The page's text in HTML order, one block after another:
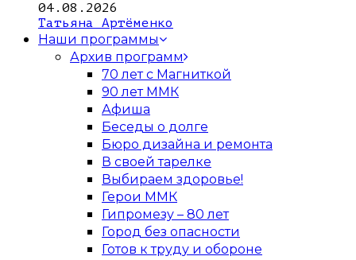
04.08.2026
Татьяна Артёменко
Наши программы
Архив программ
70 лет с Магниткой
90 лет ММК
Афиша
Беседы о долге
Бюро дизайна и ремонта
В своей тарелке
Выбираем здоровье!
Герои ММК
Гипромезу – 80 лет
Город без опасности
Готов к труду и обороне